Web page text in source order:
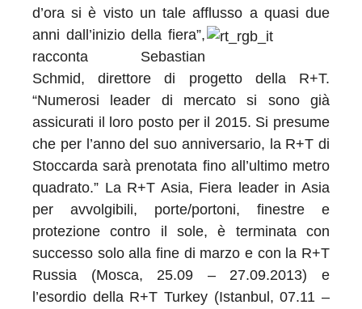
d’ora si è visto un tale afflusso a quasi due
anni dall’inizio della fiera”,
racconta Sebastian
Schmid, direttore di progetto della R+T.
“Numerosi leader di mercato si sono già
assicurati il loro posto per il 2015. Si presume
che per l’anno del suo anniversario, la R+T di
Stoccarda sarà prenotata fino all’ultimo metro
quadrato.” La R+T Asia, Fiera leader in Asia
per avvolgibili, porte/portoni, finestre e
protezione contro il sole, è terminata con
successo solo alla fine di marzo e con la R+T
Russia (Mosca, 25.09 – 27.09.2013) e
l’esordio della R+T Turkey (Istanbul, 07.11 –